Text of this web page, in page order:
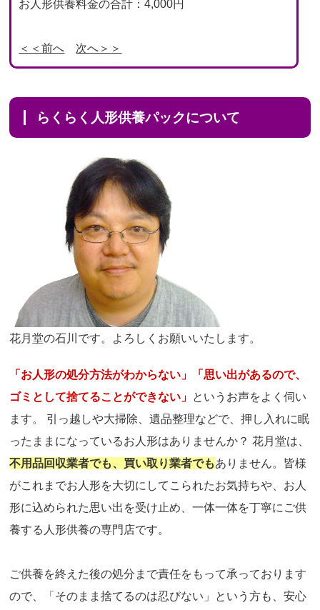
お人形供養料金の合計：4,000円
＜＜前へ 次へ＞＞
らくらく人形供養パックについて
花月堂の石川です。よろしくお願いいたします。
「お人形の処分方法がわからない」「思い出があるので、
ゴミとして捨てることができない」 というお声をよく伺い
ます。 引っ越しや大掃除、遺品整理などで、押し入れに眠
ったままになっているお人形はありませんか？ 花月堂は、
不用品回収業者でも、買い取り業者でもありません。皆様
がこれまでお人形を大切にしてこられたお気持ちや、お人
形に込められた思い出を受け止め、一体一体を丁寧にご供
養する人形供養の専門店です。
ご供養を終えた後の処分まで責任をもって承っております
ので、「そのまま捨てるのは忍びない」という方も、安心